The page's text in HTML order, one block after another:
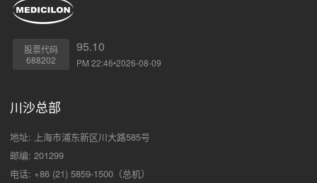
股票代码
688202
95.10
PM 22:46•2026-08-09
川沙总部
地址: 上海市浦东新区川大路585号
邮编: 201299
电话: +86 (21) 5859-1500（总机）